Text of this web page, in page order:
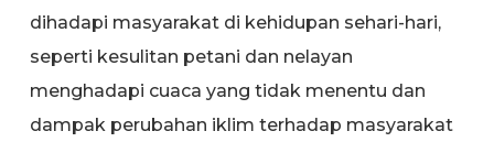
dihadapi masyarakat di kehidupan sehari-hari,
seperti kesulitan petani dan nelayan
menghadapi cuaca yang tidak menentu dan
dampak perubahan iklim terhadap masyarakat